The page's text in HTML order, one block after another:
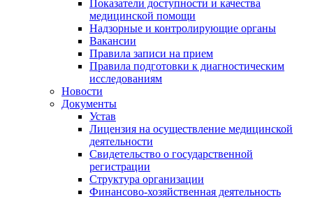
Показатели доступности и качества
медицинской помощи
Надзорные и контролирующие органы
Вакансии
Правила записи на прием
Правила подготовки к диагностическим
исследованиям
Новости
Документы
Устав
Лицензия на осуществление медицинской
деятельности
Свидетельство о государственной
регистрации
Структура организации
Финансово-хозяйственная деятельность